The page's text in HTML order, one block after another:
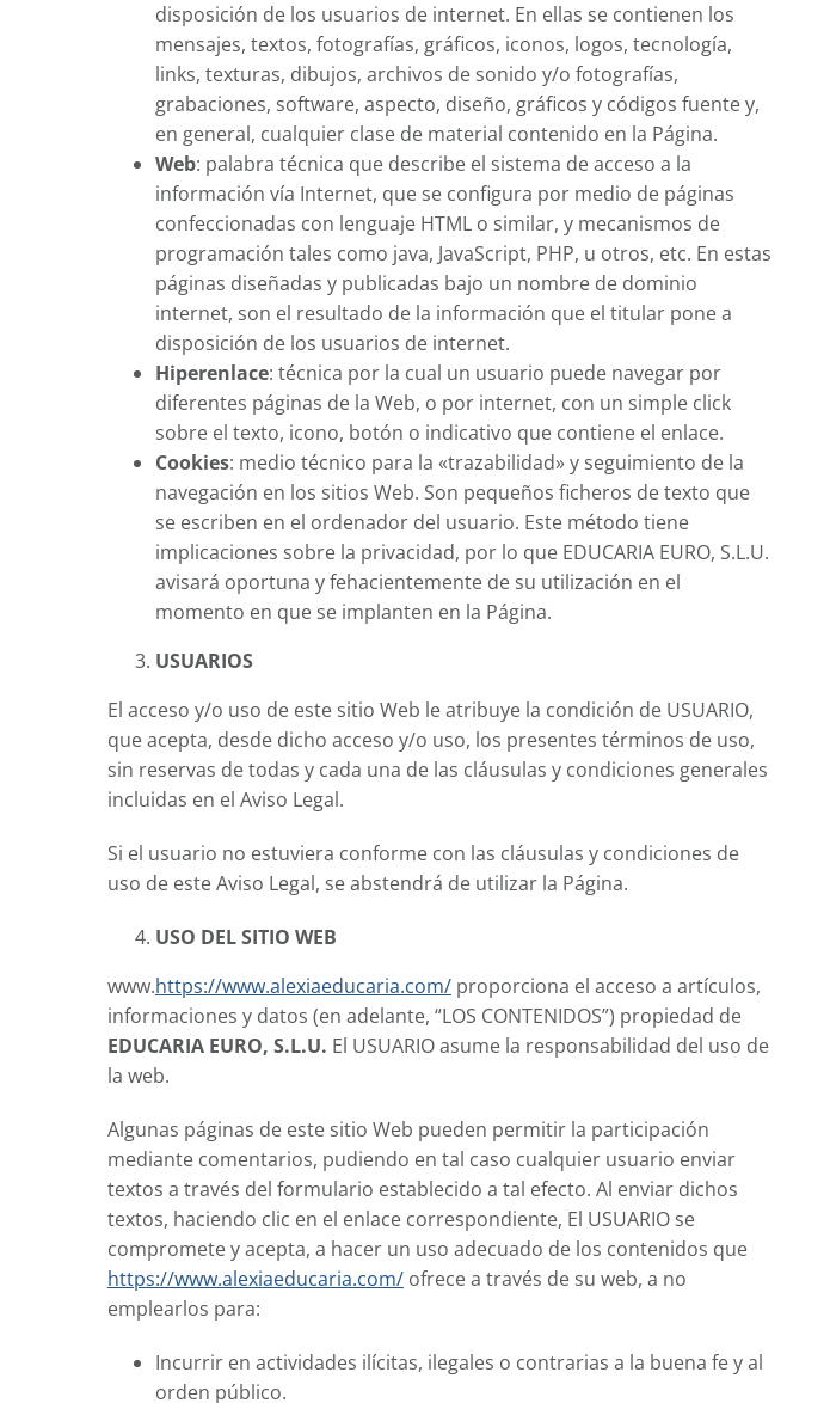
disposición de los usuarios de internet. En ellas se contienen los
mensajes, textos, fotografías, gráficos, iconos, logos, tecnología,
links, texturas, dibujos, archivos de sonido y/o fotografías,
grabaciones, software, aspecto, diseño, gráficos y códigos fuente y,
en general, cualquier clase de material contenido en la Página.
Web: palabra técnica que describe el sistema de acceso a la
información vía Internet, que se configura por medio de páginas
confeccionadas con lenguaje HTML o similar, y mecanismos de
programación tales como java, JavaScript, PHP, u otros, etc. En estas
páginas diseñadas y publicadas bajo un nombre de dominio
internet, son el resultado de la información que el titular pone a
disposición de los usuarios de internet.
Hiperenlace: técnica por la cual un usuario puede navegar por
diferentes páginas de la Web, o por internet, con un simple click
sobre el texto, icono, botón o indicativo que contiene el enlace.
Cookies: medio técnico para la «trazabilidad» y seguimiento de la
navegación en los sitios Web. Son pequeños ficheros de texto que
se escriben en el ordenador del usuario. Este método tiene
implicaciones sobre la privacidad, por lo que EDUCARIA EURO, S.L.U.
avisará oportuna y fehacientemente de su utilización en el
momento en que se implanten en la Página.
USUARIOS
El acceso y/o uso de este sitio Web le atribuye la condición de USUARIO,
que acepta, desde dicho acceso y/o uso, los presentes términos de uso,
sin reservas de todas y cada una de las cláusulas y condiciones generales
incluidas en el Aviso Legal.
Si el usuario no estuviera conforme con las cláusulas y condiciones de
uso de este Aviso Legal, se abstendrá de utilizar la Página.
USO DEL SITIO WEB
www.https://www.alexiaeducaria.com/ proporciona el acceso a artículos,
informaciones y datos (en adelante, “LOS CONTENIDOS”) propiedad de
EDUCARIA EURO, S.L.U. El USUARIO asume la responsabilidad del uso de
la web.
Algunas páginas de este sitio Web pueden permitir la participación
mediante comentarios, pudiendo en tal caso cualquier usuario enviar
textos a través del formulario establecido a tal efecto. Al enviar dichos
textos, haciendo clic en el enlace correspondiente, El USUARIO se
compromete y acepta, a hacer un uso adecuado de los contenidos que
https://www.alexiaeducaria.com/ ofrece a través de su web, a no
emplearlos para:
Incurrir en actividades ilícitas, ilegales o contrarias a la buena fe y al
orden público.